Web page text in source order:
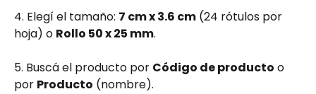
4. Elegí el tamaño: 7 cm x 3.6 cm (24 rótulos por
hoja) o Rollo 50 x 25 mm.
5. Buscá el producto por Código de producto o
por Producto (nombre).